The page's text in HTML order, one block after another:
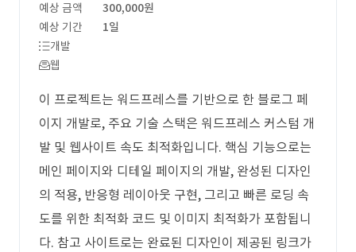
예상 금액
300,000원
예상 기간
1일
개발
웹
이 프로젝트는 워드프레스를 기반으로 한 블로그 페
이지 개발로, 주요 기술 스택은 워드프레스 커스텀 개
발 및 웹사이트 속도 최적화입니다. 핵심 기능으로는
메인 페이지와 디테일 페이지의 개발, 완성된 디자인
의 적용, 반응형 레이아웃 구현, 그리고 빠른 로딩 속
도를 위한 최적화 코드 및 이미지 최적화가 포함됩니
다. 참고 사이트로는 완료된 디자인이 제공된 링크가